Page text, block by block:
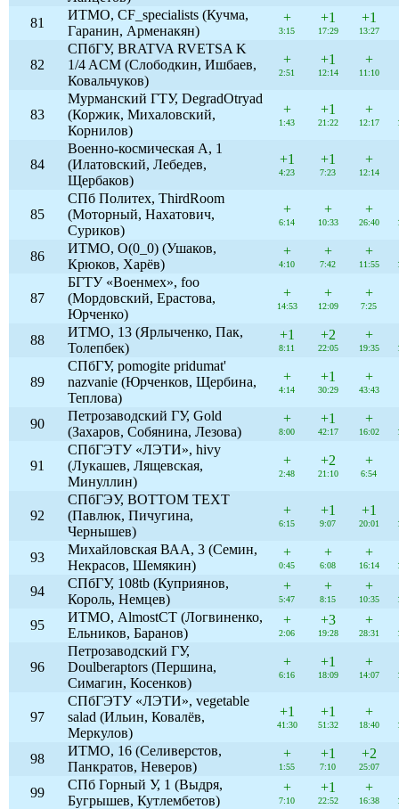
81
ИТМО, CF_specialists (Кучма,
Гаранин, Арменакян)
+
3:15
+1
17:29
+1
13:27
82
СПбГУ, BRATVA RVETSA K
1/4 ACM (Слободкин, Ишбаев,
Ковальчуков)
+
2:51
+1
12:14
+
11:10
83
Мурманский ГТУ, DegradOtryad
(Коржик, Михаловский,
Корнилов)
+
1:43
+1
21:22
+
12:17
84
Военно-космическая А, 1
(Илатовский, Лебедев,
Щербаков)
+1
4:23
+1
7:23
+
12:14
85
СПб Политех, ThirdRoom
(Моторный, Нахатович,
Суриков)
+
6:14
+
10:33
+
26:40
86
ИТМО, O(0_0) (Ушаков,
Крюков, Харёв)
+
4:10
+
7:42
+
11:55
87
БГТУ «Военмех», foo
(Мордовский, Ерастова,
Юрченко)
+
14:53
+
12:09
+
7:25
88
ИТМО, 13 (Ярлыченко, Пак,
Толепбек)
+1
8:11
+2
22:05
+
19:35
89
СПбГУ, pomogite pridumat'
nazvanie (Юрченков, Щербина,
Теплова)
+
4:14
+1
30:29
+
43:43
90
Петрозаводский ГУ, Gold
(Захаров, Собянина, Лезова)
+
8:00
+1
42:17
+
16:02
91
СПбГЭТУ «ЛЭТИ», hivy
(Лукашев, Лящевская,
Минуллин)
+
2:48
+2
21:10
+
6:54
92
СПбГЭУ, BOTTOM TEXT
(Павлюк, Пичугина,
Чернышев)
+
6:15
+1
9:07
+1
20:01
93
Михайловская ВАА, 3 (Семин,
Некрасов, Шемякин)
+
0:45
+
6:08
+
16:14
94
СПбГУ, 108tb (Куприянов,
Король, Немцев)
+
5:47
+
8:15
+
10:35
95
ИТМО, AlmostCT (Логвиненко,
Ельников, Баранов)
+
2:06
+3
19:28
+
28:31
96
Петрозаводский ГУ,
Doulberaptors (Першина,
Симагин, Косенков)
+
6:16
+1
18:09
+
14:07
97
СПбГЭТУ «ЛЭТИ», vegetable
salad (Ильин, Ковалёв,
Меркулов)
+1
41:30
+1
51:32
+
18:40
98
ИТМО, 16 (Селиверстов,
Панкратов, Неверов)
+
1:55
+1
7:10
+2
25:07
99
СПб Горный У, 1 (Выдря,
Бугрышев, Кутлембетов)
+
7:10
+1
22:52
+
16:38